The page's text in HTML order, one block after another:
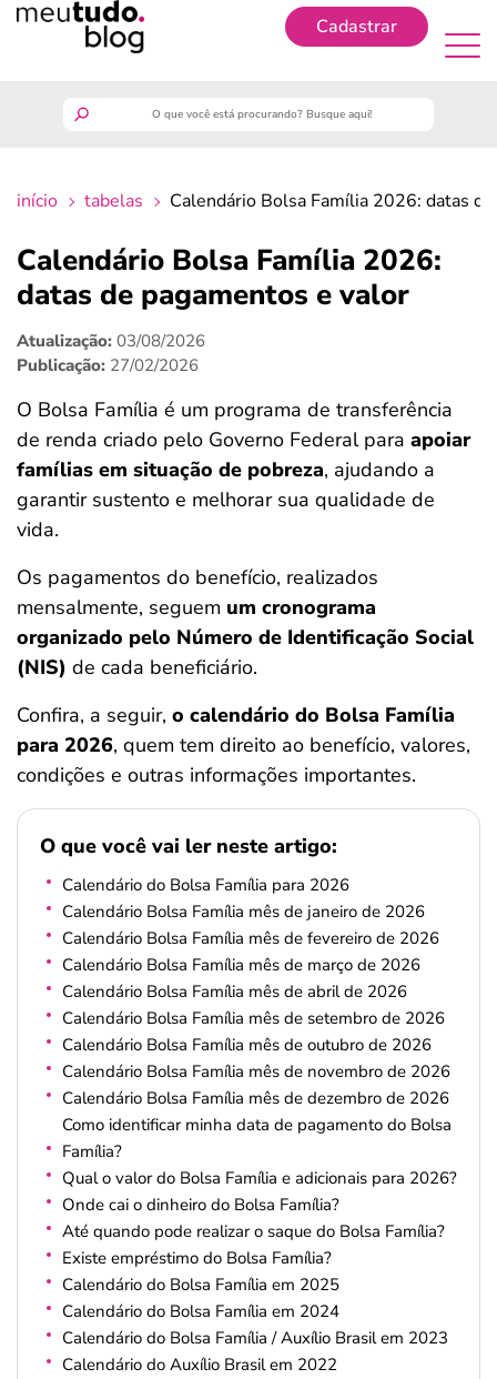
Cadastrar
finanças
benefícios
crédito fácil
últimas notícias
ferramentas
início tabelas Calendário Bolsa Família 2026: datas
Calendário Bolsa Família 2026:
datas de pagamentos e valor
Atualização: 03/08/2026
Publicação: 27/02/2026
O Bolsa Família é um programa de transferência
de renda criado pelo Governo Federal para apoiar
famílias em situação de pobreza, ajudando a
garantir sustento e melhorar sua qualidade de
vida.
Os pagamentos do benefício, realizados
mensalmente, seguem um cronograma
organizado pelo Número de Identificação Social
(NIS) de cada beneficiário.
Confira, a seguir, o calendário do Bolsa Família
para 2026, quem tem direito ao benefício, valores,
condições e outras informações importantes.
O que você vai ler neste artigo:
Calendário do Bolsa Família para 2026
Calendário Bolsa Família mês de janeiro de 2026
Calendário Bolsa Família mês de fevereiro de 2026
Calendário Bolsa Família mês de março de 2026
Calendário Bolsa Família mês de abril de 2026
Calendário Bolsa Família mês de setembro de 2026
Calendário Bolsa Família mês de outubro de 2026
Calendário Bolsa Família mês de novembro de 2026
Calendário Bolsa Família mês de dezembro de 2026
Como identificar minha data de pagamento do Bolsa
Família?
Qual o valor do Bolsa Família e adicionais para 2026?
Onde cai o dinheiro do Bolsa Família?
Até quando pode realizar o saque do Bolsa Família?
Existe empréstimo do Bolsa Família?
Calendário do Bolsa Família em 2025
Calendário do Bolsa Família em 2024
Calendário do Bolsa Família / Auxílio Brasil em 2023
Calendário do Auxílio Brasil em 2022